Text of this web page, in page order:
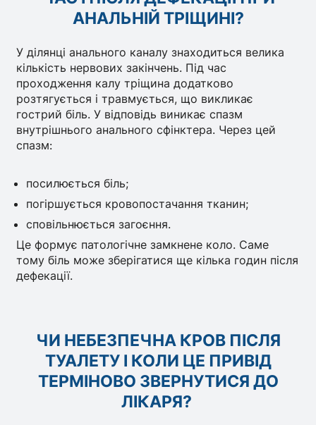
АНАЛЬНІЙ ТРІЩИНІ?
У ділянці анального каналу знаходиться велика
кількість нервових закінчень. Під час
проходження калу тріщина додатково
розтягується і травмується, що викликає
гострий біль. У відповідь виникає спазм
внутрішнього анального сфінктера. Через цей
спазм:
посилюється біль;
погіршується кровопостачання тканин;
сповільнюється загоєння.
Це формує патологічне замкнене коло. Саме
тому біль може зберігатися ще кілька годин після
дефекації.
ЧИ НЕБЕЗПЕЧНА КРОВ ПІСЛЯ
ТУАЛЕТУ І КОЛИ ЦЕ ПРИВІД
ТЕРМІНОВО ЗВЕРНУТИСЯ ДО
ЛІКАРЯ?